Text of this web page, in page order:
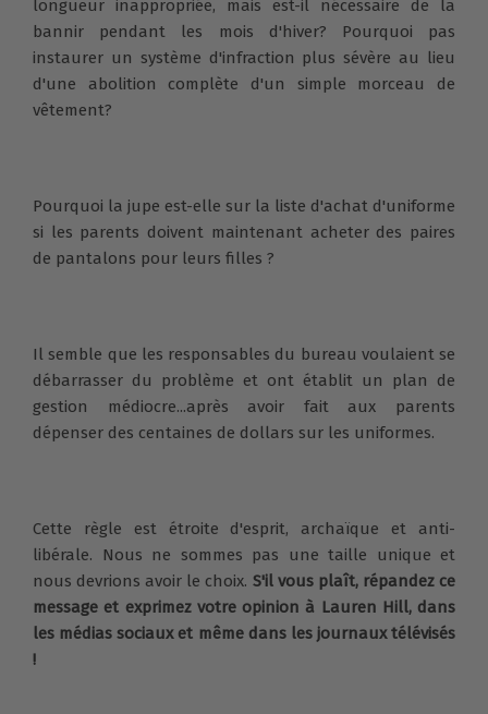
longueur inappropriée, mais est-il nécessaire de la
bannir pendant les mois d'hiver? Pourquoi pas
instaurer un système d'infraction plus sévère au lieu
d'une abolition complète d'un simple morceau de
vêtement?
Pourquoi la jupe est-elle sur la liste d'achat d'uniforme
si les parents doivent maintenant acheter des paires
de pantalons pour leurs filles ?
Il semble que les responsables du bureau voulaient se
débarrasser du problème et ont établit un plan de
gestion médiocre...après avoir fait aux parents
dépenser des centaines de dollars sur les uniformes.
Cette règle est étroite d'esprit, archaïque et anti-
libérale. Nous ne sommes pas une taille unique et
nous devrions avoir le choix. S'il vous plaît, répandez ce
message et exprimez votre opinion à Lauren Hill, dans
les médias sociaux et même dans les journaux télévisés
!